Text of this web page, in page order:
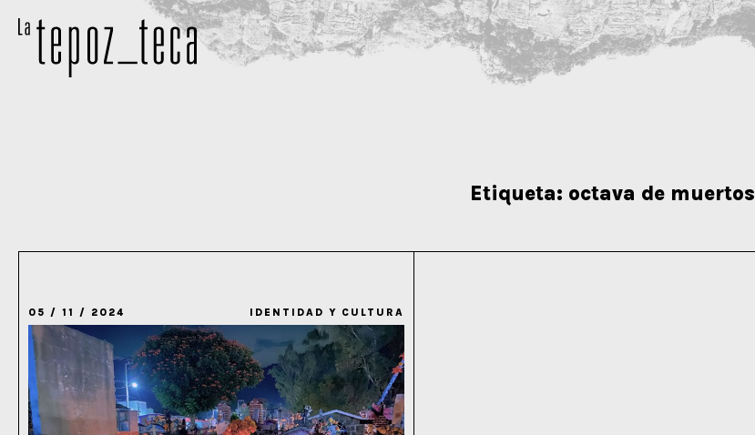
Etiqueta: octava de muertos
05 / 11 / 2024 IDENTIDAD Y CULTURA